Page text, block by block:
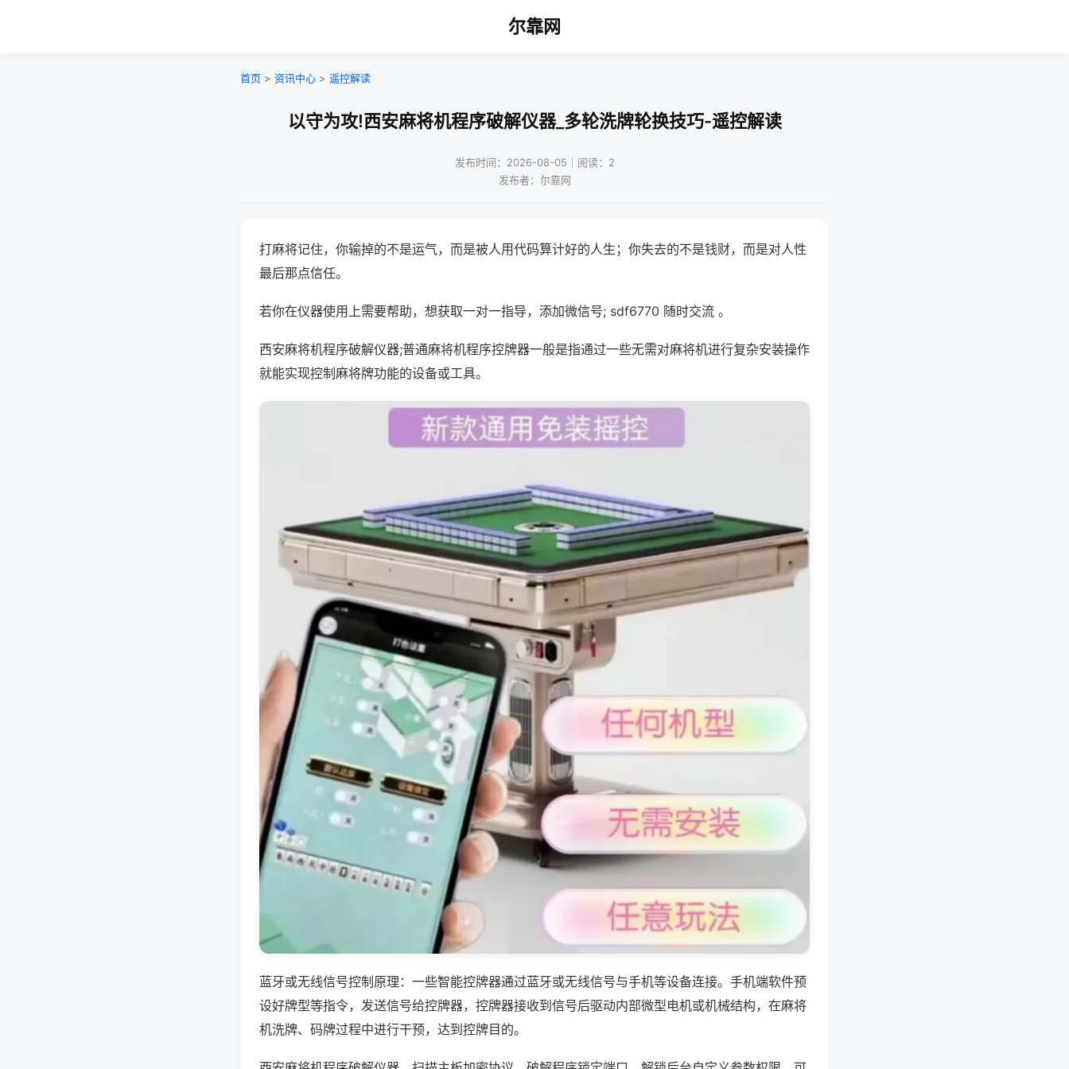
尔靠网
首页 > 资讯中心 > 遥控解读
以守为攻!西安麻将机程序破解仪器_多轮洗牌轮换技巧-遥控解读
发布时间：2026-08-05｜阅读：2
发布者：尔靠网
打麻将记住，你输掉的不是运气，而是被人用代码算计好的人生；你失去的不是钱财，而是对人性
最后那点信任。
若你在仪器使用上需要帮助，想获取一对一指导，添加微信号; sdf6770 随时交流 。
西安麻将机程序破解仪器;普通麻将机程序控牌器一般是指通过一些无需对麻将机进行复杂安装操作
就能实现控制麻将牌功能的设备或工具。
蓝牙或无线信号控制原理：一些智能控牌器通过蓝牙或无线信号与手机等设备连接。手机端软件预
设好牌型等指令，发送信号给控牌器，控牌器接收到信号后驱动内部微型电机或机械结构，在麻将
机洗牌、码牌过程中进行干预，达到控牌目的。